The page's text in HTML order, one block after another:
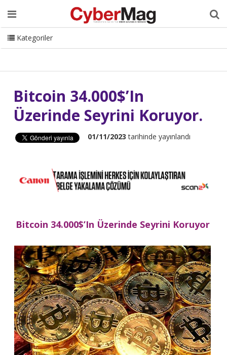
Ana Sayfa Hakkımızda Dergi Editörden
Danışmanlık
ISC Turkey Sizden Gelenler
İletişim
CyberMag Logo
Kategoriler
Bitcoin 34.000$’In
Üzerinde Seyrini Koruyor.
01/11/2023 tarihinde yayınlandı
Bitcoin 34.000$’In Üzerinde Seyrini Koruyor